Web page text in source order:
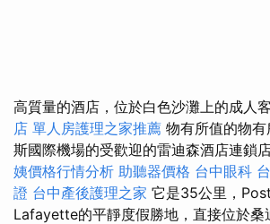
高質量的酒店，位於白色沙灘上的成人
店 單人房護理之家推薦 物有所值的物
斯國際機場的受歡迎的雷迪森酒店連鎖
姨價格行情分析 助聽器價格 台中眼科
證 台中產後護理之家 它是35公里，
Lafayette的平靜度假勝地，直接位於桑